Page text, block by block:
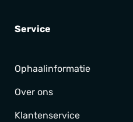
Service
Ophaalinformatie
Over ons
Klantenservice